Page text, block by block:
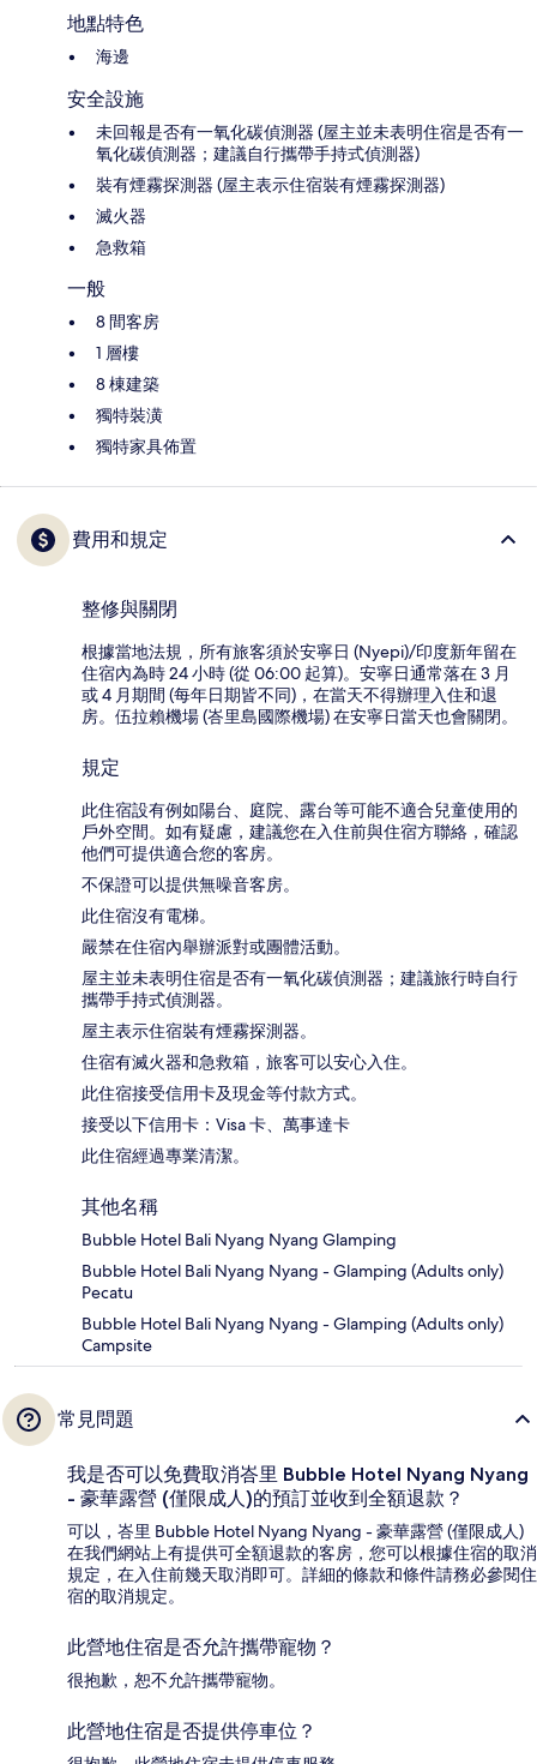
地點特色
海邊
安全設施
未回報是否有一氧化碳偵測器 (屋主並未表明住宿是否有一
氧化碳偵測器；建議自行攜帶手持式偵測器)
裝有煙霧探測器 (屋主表示住宿裝有煙霧探測器)
滅火器
急救箱
一般
8 間客房
1 層樓
8 棟建築
獨特裝潢
獨特家具佈置
費用和規定
整修與關閉
根據當地法規，所有旅客須於安寧日 (Nyepi)/印度新年留在
住宿內為時 24 小時 (從 06:00 起算)。安寧日通常落在 3 月
或 4 月期間 (每年日期皆不同)，在當天不得辦理入住和退
房。伍拉賴機場 (峇里島國際機場) 在安寧日當天也會關閉。
規定
此住宿設有例如陽台、庭院、露台等可能不適合兒童使用的
戶外空間。如有疑慮，建議您在入住前與住宿方聯絡，確認
他們可提供適合您的客房。
不保證可以提供無噪音客房。
此住宿沒有電梯。
嚴禁在住宿內舉辦派對或團體活動。
屋主並未表明住宿是否有一氧化碳偵測器；建議旅行時自行
攜帶手持式偵測器。
屋主表示住宿裝有煙霧探測器。
住宿有滅火器和急救箱，旅客可以安心入住。
此住宿接受信用卡及現金等付款方式。
接受以下信用卡：Visa 卡、萬事達卡
此住宿經過專業清潔。
其他名稱
Bubble Hotel Bali Nyang Nyang Glamping
Bubble Hotel Bali Nyang Nyang - Glamping (Adults only)
Pecatu
Bubble Hotel Bali Nyang Nyang - Glamping (Adults only)
Campsite
常見問題
我是否可以免費取消峇里 Bubble Hotel Nyang Nyang
- 豪華露營 (僅限成人)的預訂並收到全額退款？
可以，峇里 Bubble Hotel Nyang Nyang - 豪華露營 (僅限成人)
在我們網站上有提供可全額退款的客房，您可以根據住宿的取消
規定，在入住前幾天取消即可。詳細的條款和條件請務必參閱住
宿的取消規定。
此營地住宿是否允許攜帶寵物？
很抱歉，恕不允許攜帶寵物。
此營地住宿是否提供停車位？